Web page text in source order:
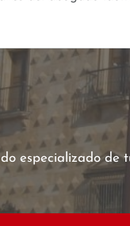
especializado de